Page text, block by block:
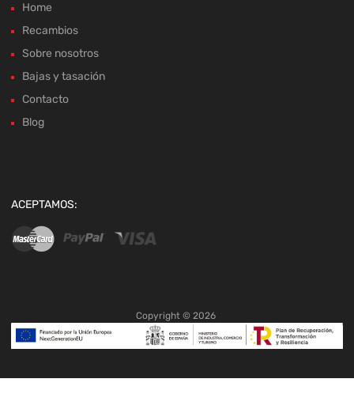
Home
Recambios
Sobre nosotros
Bajas y tasación
Contacto
Blog
ACEPTAMOS:
Copyright © 2026